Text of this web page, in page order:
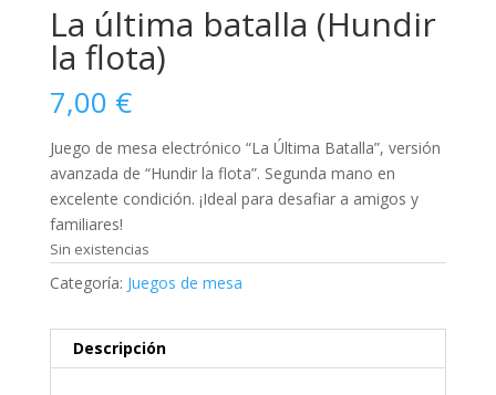
La última batalla (Hundir
la flota)
7,00 €
Juego de mesa electrónico “La Última Batalla”, versión
avanzada de “Hundir la flota”. Segunda mano en
excelente condición. ¡Ideal para desafiar a amigos y
familiares!
Sin existencias
Categoría: Juegos de mesa
Descripción